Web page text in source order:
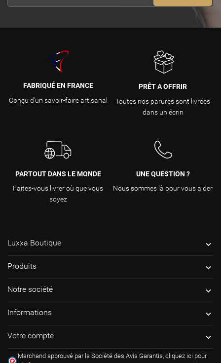
FABRIQUÉ EN FRANCE
Conçu d’un savoir-faire artisanal
PRÊT A OFFRIR
Toutes nos parures sont livrées
dans un écrin
PARTOUT DANS LE MONDE
Faites-vous livrer où que vous
soyez
UNE QUESTION ?
Nous sommes là pour vous aider
Luxxa Boutique 
Produits 
Notre société 
Informations 
Votre compte 
Marchand approuvé par la Société des Avis Garantis,cliquez ici pour